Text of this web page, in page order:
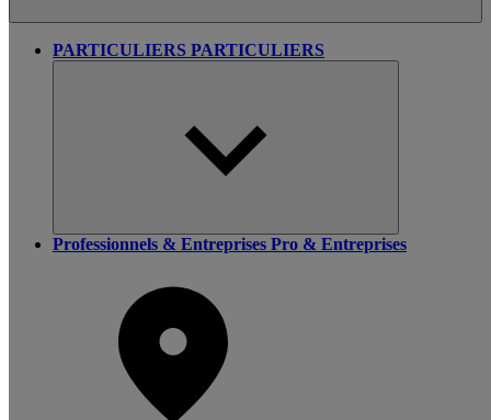
PARTICULIERS PARTICULIERS
Professionnels & Entreprises Pro & Entreprises